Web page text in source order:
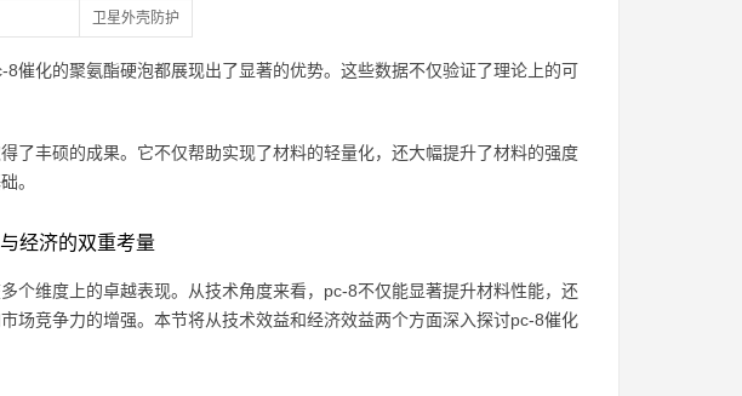
卫星外壳防护
催化的聚氨酯硬泡都展现出了显著的优势。这些数据不仅验证了理论上的可
了丰硕的成果。它不仅帮助实现了材料的轻量化，还大幅提升了材料的强度
。
经济的双重考量
个维度上的卓越表现。从技术角度来看，pc-8不仅能显著提升材料性能，还
场竞争力的增强。本节将从技术效益和经济效益两个方面深入探讨pc-8催化